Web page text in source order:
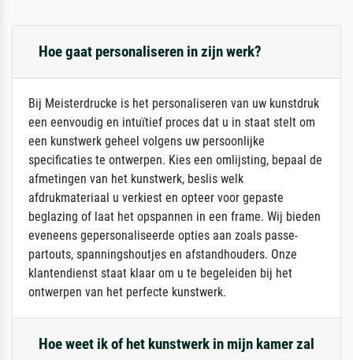
Hoe gaat personaliseren in zijn werk?
Bij Meisterdrucke is het personaliseren van uw kunstdruk
een eenvoudig en intuïtief proces dat u in staat stelt om
een kunstwerk geheel volgens uw persoonlijke
specificaties te ontwerpen. Kies een omlijsting, bepaal de
afmetingen van het kunstwerk, beslis welk
afdrukmateriaal u verkiest en opteer voor gepaste
beglazing of laat het opspannen in een frame. Wij bieden
eveneens gepersonaliseerde opties aan zoals passe-
partouts, spanningshoutjes en afstandhouders. Onze
klantendienst staat klaar om u te begeleiden bij het
ontwerpen van het perfecte kunstwerk.
Hoe weet ik of het kunstwerk in mijn kamer zal